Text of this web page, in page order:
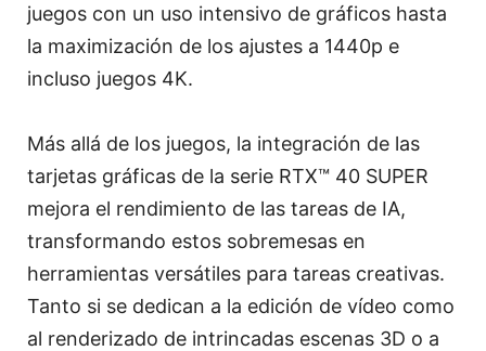
juegos con un uso intensivo de gráficos hasta
la maximización de los ajustes a 1440p e
incluso juegos 4K.
Más allá de los juegos, la integración de las
tarjetas gráficas de la serie RTX™ 40 SUPER
mejora el rendimiento de las tareas de IA,
transformando estos sobremesas en
herramientas versátiles para tareas creativas.
Tanto si se dedican a la edición de vídeo como
al renderizado de intrincadas escenas 3D o a